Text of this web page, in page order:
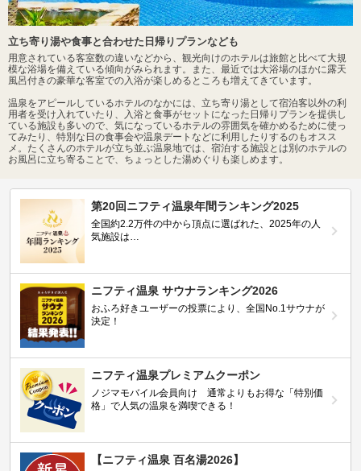
立ち寄り湯や食事と合わせた日帰りプランなども
用意されている客室数の違いなどから、観光向けのホテルは旅館と比べて大規
模な浴場を備えている傾向がみられます。また、最近では大浴場のほかに露天
風呂付きの豪華な客室での入浴が楽しめるところも増えてきています。
温泉をアピールしているホテルのなかには、立ち寄り湯として宿泊客以外の利
用者を受け入れていたり、入浴と食事がセットになった日帰りプランを提供し
ている施設も多いので、気になっているホテルの雰囲気を確かめるために使っ
てみたり、特別な日の食事会や温泉デートなどに利用したりするのもオスス
メ。たくさんのホテルが立ち並ぶ温泉地では、宿泊する施設とは別のホテルの
お風呂に立ち寄ることで、ちょっとした湯めぐりも楽しめます。
第20回ニフティ温泉年間ランキング2025
全国約2.2万件の中から頂点に選ばれた、2025年の人
気施設は…
ニフティ温泉 サウナランキング2026
おふろ好きユーザーの投票により、全国No.1サウナが
決定！
ニフティ温泉プレミアムクーポン
ノジマモバイル会員向け 通常よりもお得な「特別価
格」で人気の温泉を満喫できる！
【ニフティ温泉 百名湯2026】